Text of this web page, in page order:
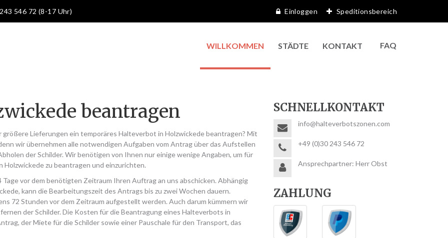
546 72 (8-17 Uhr) Einloggen Speditionsbereich
WILLKOMMEN STÄDTE KONTAKT FAQ
beantragen
Lieferungen ein temporäres Halteverbot in Holzwickede beantragen? Mit
wir übernehmen alle notwendigen Aufgaben vom Antrag über das Aufstellen
der Schilder. Wir benötigen von Ihnen nur einige wenige Angaben, um für
Holzwickede zu beantragen und einzurichten.
Tage vor dem benötigten Zeitraum Ihren Auftrag an uns abschicken. Abhängig
kann die Bearbeitungszeit des Antrags bis zu zwei Wochen dauern.
72 Stunden vor dem Zeitraum aufgestellt werden. Auch darum kümmern wir
der Schilder. Die Kosten für die Beantragung eines Halteverbots in
der Miete für die Schilder sowie einer Pauschale für den Transport, das
SCHNELLKONTAKT
info@halteverbotszonen.com
+49 (0)30 243 546 72
Ansprechpartner: Herr Obst
ZAHLUNG